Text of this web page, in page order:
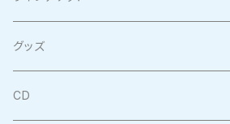
グッズ
CD